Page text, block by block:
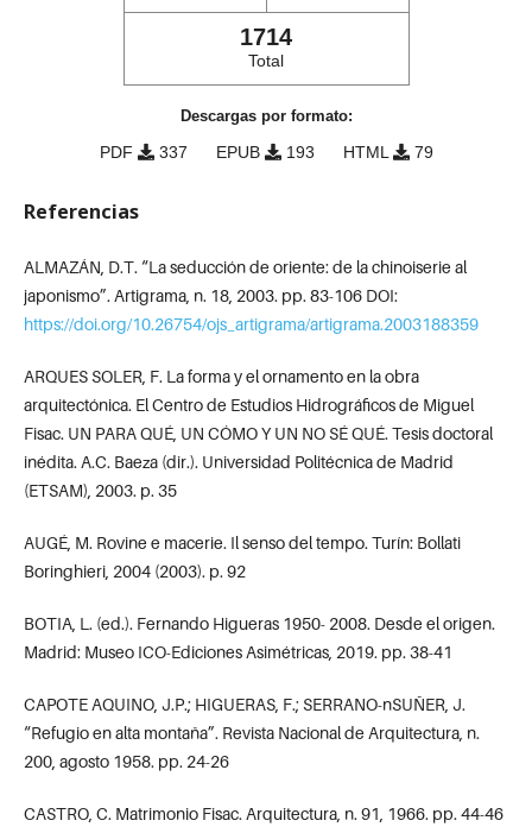
1714
Total
Descargas por formato:
PDF 337 EPUB 193 HTML 79
Referencias
ALMAZÁN, D.T. “La seducción de oriente: de la chinoiserie al
japonismo”. Artigrama, n. 18, 2003. pp. 83-106 DOI:
https://doi.org/10.26754/ojs_artigrama/artigrama.2003188359
ARQUES SOLER, F. La forma y el ornamento en la obra
arquitectónica. El Centro de Estudios Hidrográficos de Miguel
Fisac. UN PARA QUÉ, UN CÓMO Y UN NO SÉ QUÉ. Tesis doctoral
inédita. A.C. Baeza (dir.). Universidad Politécnica de Madrid
(ETSAM), 2003. p. 35
AUGÉ, M. Rovine e macerie. Il senso del tempo. Turín: Bollati
Boringhieri, 2004 (2003). p. 92
BOTIA, L. (ed.). Fernando Higueras 1950- 2008. Desde el origen.
Madrid: Museo ICO-Ediciones Asimétricas, 2019. pp. 38-41
CAPOTE AQUINO, J.P.; HIGUERAS, F.; SERRANO-nSUÑER, J.
“Refugio en alta montaña”. Revista Nacional de Arquitectura, n.
200, agosto 1958. pp. 24-26
CASTRO, C. Matrimonio Fisac. Arquitectura, n. 91, 1966. pp. 44-46